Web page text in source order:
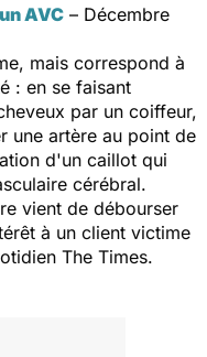
AVC – Décembre
mais correspond à
: en se faisant
par un coiffeur,
une artère au point de
d'un caillot qui
cérébral.
vient de débourser
à un client victime
The Times.